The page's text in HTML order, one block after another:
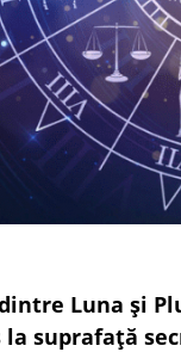
Luna și
suprafață